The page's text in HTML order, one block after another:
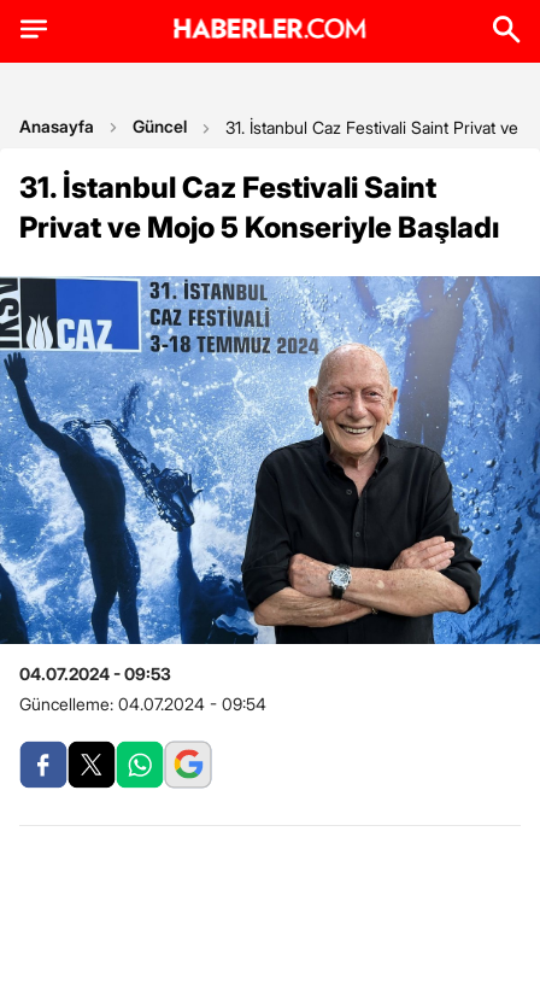
Anasayfa Güncel 31. İstanbul Caz Festivali Saint Privat ve
31. İstanbul Caz Festivali Saint
Privat ve Mojo 5 Konseriyle Başladı
04.07.2024 - 09:53
Güncelleme: 04.07.2024 - 09:54